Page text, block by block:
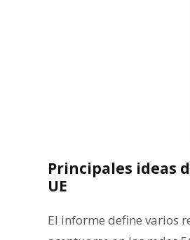
Principales ideas
UE
El informe define varios